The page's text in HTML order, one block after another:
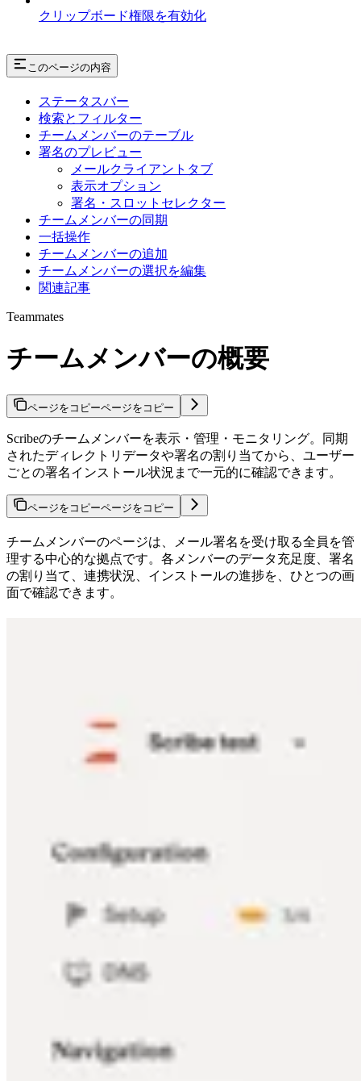
クリップボード権限を有効化
このページの内容
ステータスバー
検索とフィルター
チームメンバーのテーブル
署名のプレビュー
メールクライアントタブ
表示オプション
署名・スロットセレクター
チームメンバーの同期
一括操作
チームメンバーの追加
チームメンバーの選択を編集
関連記事
Teammates
チームメンバーの概要
ページをコピーページをコピー
Scribeのチームメンバーを表示・管理・モニタリング。同期
されたディレクトリデータや署名の割り当てから、ユーザー
ごとの署名インストール状況まで一元的に確認できます。
ページをコピーページをコピー
チームメンバーのページは、メール署名を受け取る全員を管
理する中心的な拠点です。各メンバーのデータ充足度、署名
の割り当て、連携状況、インストールの進捗を、ひとつの画
面で確認できます。